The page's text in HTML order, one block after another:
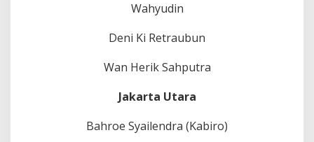
Wahyudin
Deni Ki Retraubun
Wan Herik Sahputra
Jakarta Utara
Bahroe Syailendra (Kabiro)